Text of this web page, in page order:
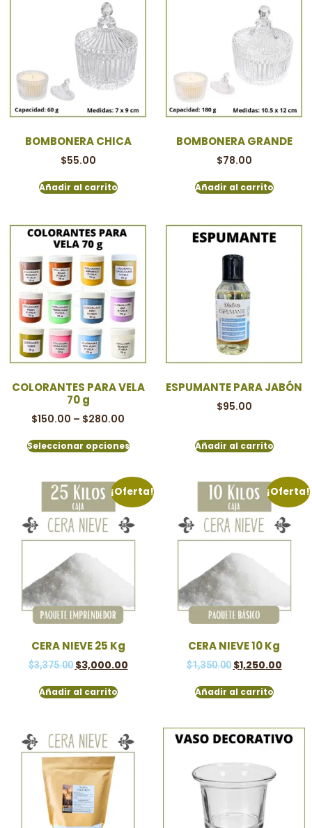
BOMBONERA CHICA
$55.00
Añadir al carrito
BOMBONERA GRANDE
$78.00
Añadir al carrito
COLORANTES PARA VELA
70 g
$150.00 – $280.00
Seleccionar opciones
ESPUMANTE PARA JABÓN
$95.00
Añadir al carrito
¡Oferta!
CERA NIEVE 25 Kg
$3,375.00 $3,000.00
Añadir al carrito
¡Oferta!
CERA NIEVE 10 Kg
$1,350.00 $1,250.00
Añadir al carrito